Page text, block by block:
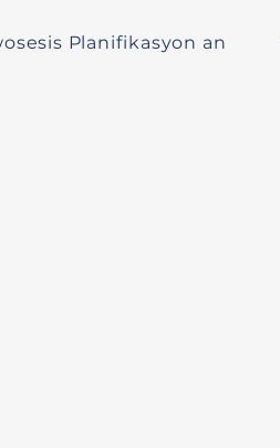
Planifikasyon an